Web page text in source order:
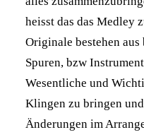
heisst das das Medley
Originale bestehen aus
Spuren, bzw
Wesentliche und
Klingen zu bringen
Änderungen im